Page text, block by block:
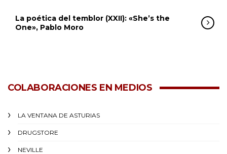
La poética del temblor (XXII): «She’s the
One», Pablo Moro
COLABORACIONES EN MEDIOS
LA VENTANA DE ASTURIAS
DRUGSTORE
NEVILLE